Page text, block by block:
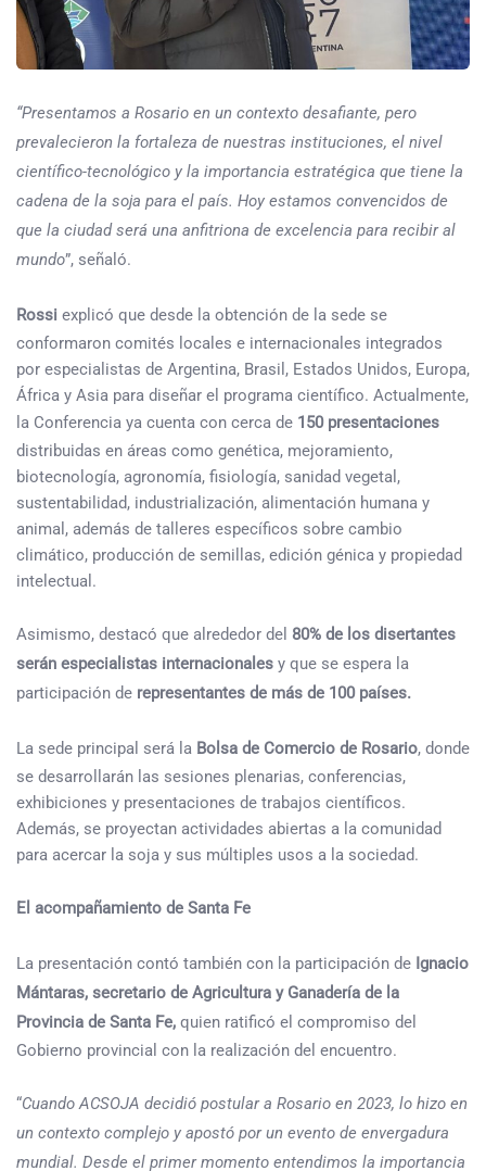
“Presentamos a Rosario en un contexto desafiante, pero
prevalecieron la fortaleza de nuestras instituciones, el nivel
científico-tecnológico y la importancia estratégica que tiene la
cadena de la soja para el país. Hoy estamos convencidos de
que la ciudad será una anfitriona de excelencia para recibir al
mundo”, señaló.
Rossi explicó que desde la obtención de la sede se
conformaron comités locales e internacionales integrados
por especialistas de Argentina, Brasil, Estados Unidos, Europa,
África y Asia para diseñar el programa científico. Actualmente,
la Conferencia ya cuenta con cerca de 150 presentaciones
distribuidas en áreas como genética, mejoramiento,
biotecnología, agronomía, fisiología, sanidad vegetal,
sustentabilidad, industrialización, alimentación humana y
animal, además de talleres específicos sobre cambio
climático, producción de semillas, edición génica y propiedad
intelectual.
Asimismo, destacó que alrededor del 80% de los disertantes
serán especialistas internacionales y que se espera la
participación de representantes de más de 100 países.
La sede principal será la Bolsa de Comercio de Rosario, donde
se desarrollarán las sesiones plenarias, conferencias,
exhibiciones y presentaciones de trabajos científicos.
Además, se proyectan actividades abiertas a la comunidad
para acercar la soja y sus múltiples usos a la sociedad.
El acompañamiento de Santa Fe
La presentación contó también con la participación de Ignacio
Mántaras, secretario de Agricultura y Ganadería de la
Provincia de Santa Fe, quien ratificó el compromiso del
Gobierno provincial con la realización del encuentro.
“Cuando ACSOJA decidió postular a Rosario en 2023, lo hizo en
un contexto complejo y apostó por un evento de envergadura
mundial. Desde el primer momento entendimos la importancia